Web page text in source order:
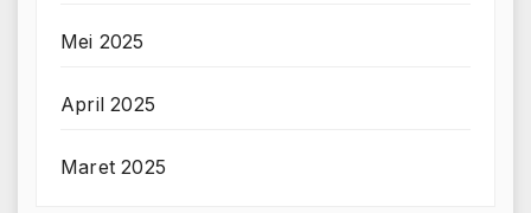
Mei 2025
April 2025
Maret 2025